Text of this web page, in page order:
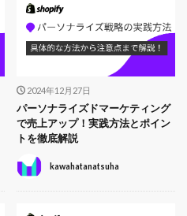
2024年12月27日
パーソナライズドマーケティング
で売上アップ！実践方法とポイン
トを徹底解説
kawahatanatsuha